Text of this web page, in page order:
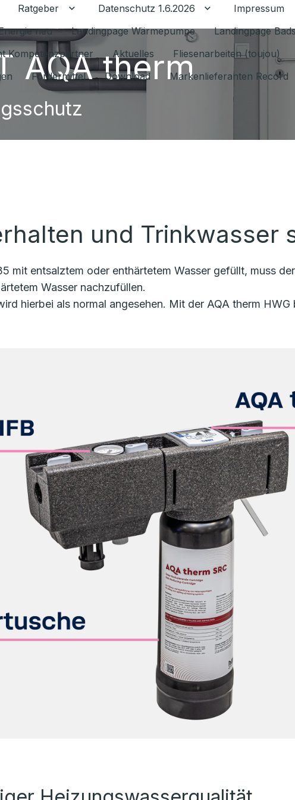
Ratgeber Untermenü für Ratgeber umschalten
Datenschutz 1.6.2026 Untermenü für
Impressum
neu
Landingpage Wärmepumpe Landingpage
Kompetenzpartner
Aktuelles Fliesenarbeiten (toujou)
Fördermittel Download Markenlieferanten Record
AQA therm
und Trinkwasser
mit entsalztem oder enthärtetem Wasser gefüllt, muss
Wasser nachzufüllen.
hierbei als normal angesehen. Mit der AQA therm